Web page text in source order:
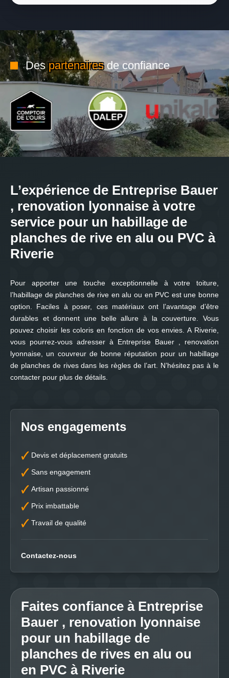
Despartenairesde confiance
L’expérience de Entreprise Bauer
, renovation lyonnaise à votre
service pour un habillage de
planches de rive en alu ou PVC à
Riverie
Pour apporter une touche exceptionnelle à votre toiture,
l’habillage de planches de rive en alu ou en PVC est une bonne
option. Faciles à poser, ces matériaux ont l’avantage d’être
durables et donnent une belle allure à la couverture. Vous
pouvez choisir les coloris en fonction de vos envies. A Riverie,
vous pourrez-vous adresser à Entreprise Bauer , renovation
lyonnaise, un couvreur de bonne réputation pour un habillage
de planches de rives dans les règles de l’art. N’hésitez pas à le
contacter pour plus de détails.
Nos engagements
Devis et déplacement gratuits
Sans engagement
Artisan passionné
Prix imbattable
Travail de qualité
Contactez-nous
Faites confiance à Entreprise
Bauer , renovation lyonnaise
pour un habillage de
planches de rives en alu ou
en PVC à Riverie